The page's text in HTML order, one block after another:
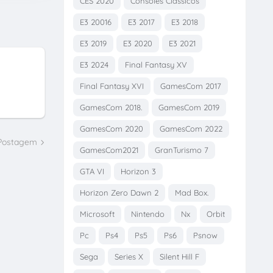
E3 20016 E3 2017 E3 2018
E3 2019 E3 2020 E3 2021
E3 2024 Final Fantasy XV
Final Fantasy XVI GamesCom 2017
GamesCom 2018. GamesCom 2019
GamesCom 2020 GamesCom 2022
GamesCom2021 GranTurismo 7
GTA VI Horizon 3
Horizon Zero Dawn 2 Mad Box.
Microsoft Nintendo Nx Orbit
Pc Ps4 Ps5 Ps6 Psnow
Sega Series X Silent Hill F